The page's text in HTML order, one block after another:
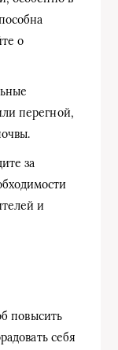
о
перегной,
за
и
повысить
себя